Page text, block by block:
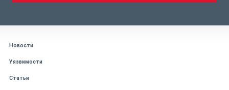
Новости
Уязвимости
Статьи